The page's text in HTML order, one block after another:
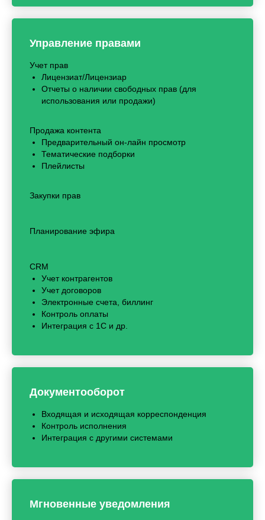
Управление правами
Учет прав
Лицензиат/Лицензиар
Отчеты о наличии свободных прав (для
использования или продажи)
Продажа контента
Предварительный он-лайн просмотр
Тематические подборки
Плейлисты
Закупки прав
Планирование эфира
CRM
Учет контрагентов
Учет договоров
Электронные счета, биллинг
Контроль оплаты
Интеграция с 1С и др.
Документооборот
Входящая и исходящая корреспонденция
Контроль исполнения
Интеграция с другими системами
Мгновенные уведомления